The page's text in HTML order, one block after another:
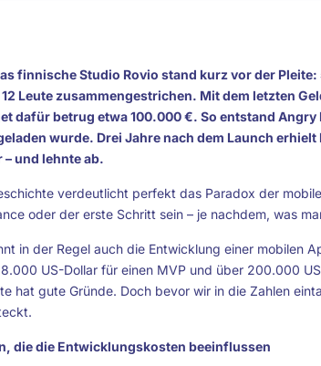
finnische Studio Rovio stand kurz vor der
12 Leute zusammengestrichen. Mit dem letzten
dafür betrug etwa 100.000 €. So entstand
wurde. Drei Jahre nach dem Launch
– und lehnte ab.
verdeutlicht perfekt das Paradox der
oder der erste Schritt sein – je nachdem, was
in der Regel auch die Entwicklung einer mobilen
US-Dollar für einen MVP und über 200.000
hat gute Gründe. Doch bevor wir in die Zahlen
die die Entwicklungskosten beeinflussen